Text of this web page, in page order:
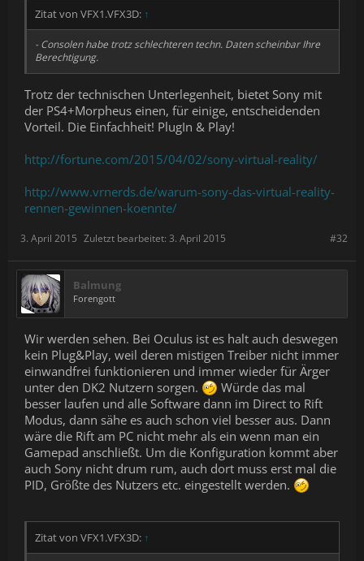
Zitat von VFX1.VFX3D: ↑
- Consolen habe trotz schlechteren techn. Daten scheinbar Ihre
Berechtigung.
Trotz der technischen Unterlegenheit, bietet Sony mit
der PS4+Morpheus einen, für einige, entscheidenden
Vorteil. Die Einfachheit! PlugIn & Play!
http://fortune.com/2015/04/02/sony-virtual-reality/
http://www.vrnerds.de/warum-sony-das-virtual-reality-
rennen-gewinnen-koennte/
#32
3. April 2015 Zuletzt bearbeitet: 3. April 2015
Balmung
Forengott
Wir werden sehen. Bei Oculus ist es halt auch deswegen
kein Plug&Play, weil deren mistigen Treiber nicht immer
einwandfrei funktionieren und immer wieder für Ärger
unter den DK2 Nutzern sorgen.
Würde das mal
besser laufen und alle Software dann im Direct to Rift
Modus, dann sähe es auch schon viel besser aus. Dann
wäre die Rift am PC nicht mehr als ein wenn man ein
Gamepad anschließt. Um die Konfiguration kommt aber
auch Sony nicht drum rum, auch dort muss erst mal die
PID, Größte des Nutzers etc. eingestellt werden.
Zitat von VFX1.VFX3D: ↑